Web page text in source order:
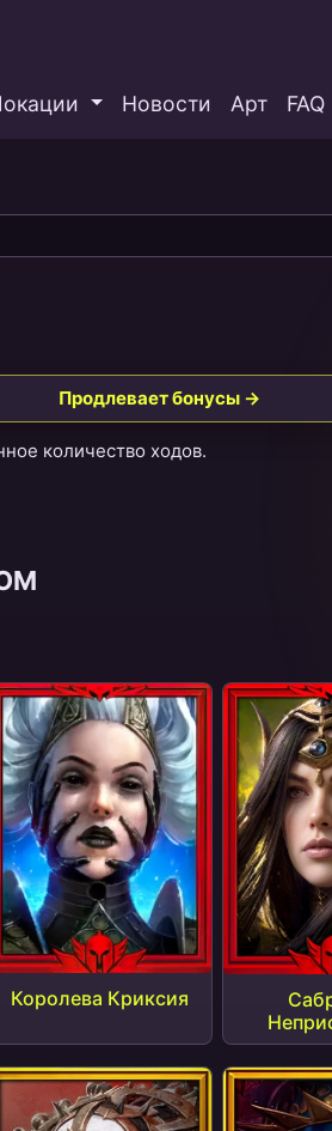
Новости Арт FAQ
Продлевает бонусы →
количество ходов.
Королева Криксия